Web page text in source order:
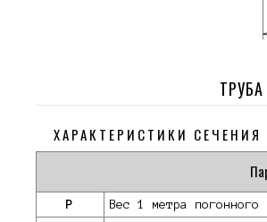
ХАРАКТЕРИСТИКИ СЕЧЕНИЯ
P Вес 1 метра погонного